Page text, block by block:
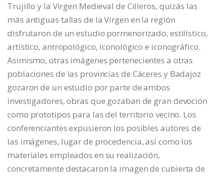
Trujillo y la Virgen Medieval de Cilleros, quizás las
más antiguas tallas de la Virgen en la región
disfrutaron de un estudio pormenorizado, estilístico,
artístico, antropológico, iconológico e iconográfico.
Asimismo, otras imágenes pertenecientes a otras
poblaciones de las provincias de Cáceres y Badajoz
gozaron de un estudio por parte de ambos
investigadores, obras que gozaban de gran devoción
como prototipos para las del territorio vecino. Los
conferenciantes expusieron los posibles autores de
las imágenes, lugar de procedencia, así como los
materiales empleados en su realización,
concretamente destacaron la imagen de cubierta de